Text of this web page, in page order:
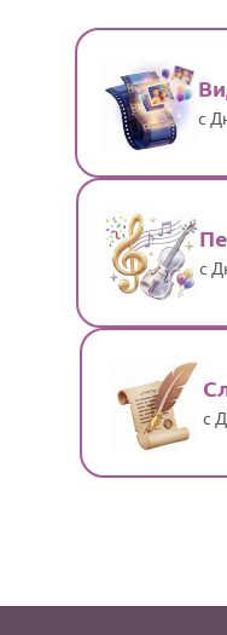
с
с
с